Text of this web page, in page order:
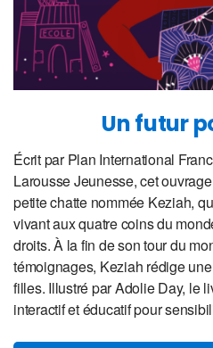
Un futur
Écrit par Plan International
Larousse Jeunesse, cet
petite chatte nommée Keziah,
vivant aux quatre coins du
droits. À la fin de son tour du
témoignages, Keziah rédige
filles. Illustré par Adolie Day, le
interactif et éducatif pour